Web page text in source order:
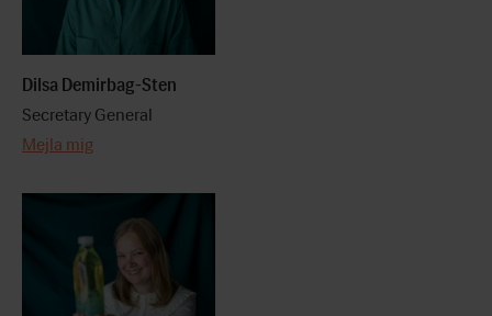
Dilsa Demirbag-Sten
Secretary General
Mejla mig